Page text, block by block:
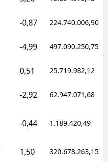
Sakarya
Samsun
Tekirdağ
-0,87 224.740.006,90
-4,99 497.090.250,75
0,51 25.719.982,12
-2,92 62.947.071,68
-0,44 1.189.420,49
1,50 320.678.263,15